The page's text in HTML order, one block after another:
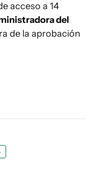
acceso a 14
del
de la aprobación